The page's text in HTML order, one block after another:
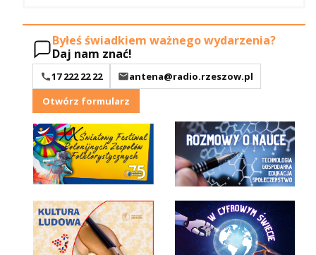
Byłeś świadkiem ważnego wydarzenia?
Daj nam znać!
17 222 22 22
antena@radio.rzeszow.pl
Otwórz formularz